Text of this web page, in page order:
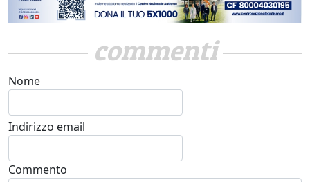
commenti
Nome
Indirizzo email
Commento